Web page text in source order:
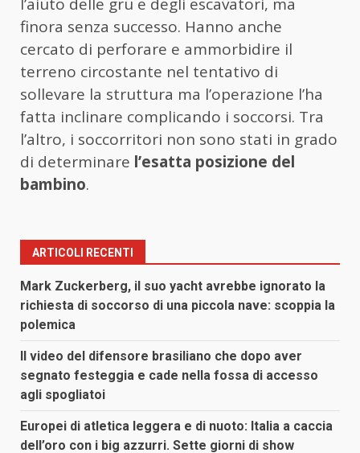
finora senza successo. Hanno anche
cercato di perforare e ammorbidire il
terreno circostante nel tentativo di
sollevare la struttura ma l’operazione l’ha
fatta inclinare complicando i soccorsi. Tra
l’altro, i soccorritori non sono stati in grado
di determinare l’esatta posizione del
bambino.
ARTICOLI RECENTI
Mark Zuckerberg, il suo yacht avrebbe ignorato la
richiesta di soccorso di una piccola nave: scoppia la
polemica
Il video del difensore brasiliano che dopo aver
segnato festeggia e cade nella fossa di accesso
agli spogliatoi
Europei di atletica leggera e di nuoto: Italia a caccia
dell’oro con i big azzurri. Sette giorni di show